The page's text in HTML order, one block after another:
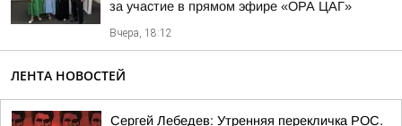
за участие в прямом эфире «ОРА ЦАГ»
Вчера, 18:12
ЛЕНТА НОВОСТЕЙ
Сергей Лебедев: Утренняя перекличка РОС.